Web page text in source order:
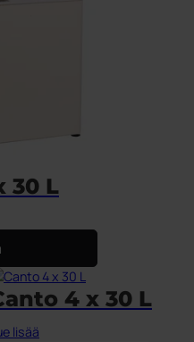
30 L
4 x 30 L
lisää